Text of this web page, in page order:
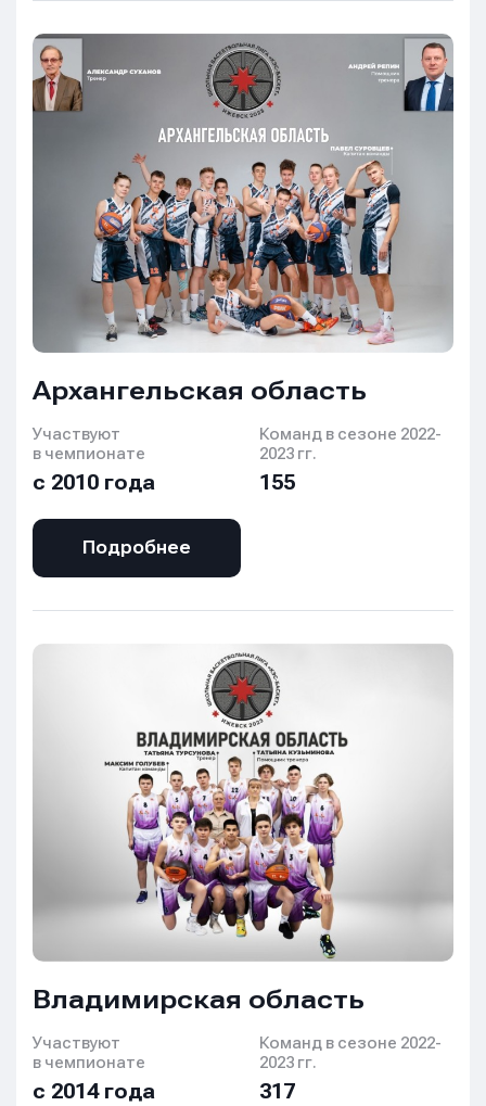
Архангельская область
Участвуют
в чемпионате
с 2010 года
Команд в сезоне 2022-
2023 гг.
155
Подробнее
Владимирская область
Участвуют
в чемпионате
с 2014 года
Команд в сезоне 2022-
2023 гг.
317